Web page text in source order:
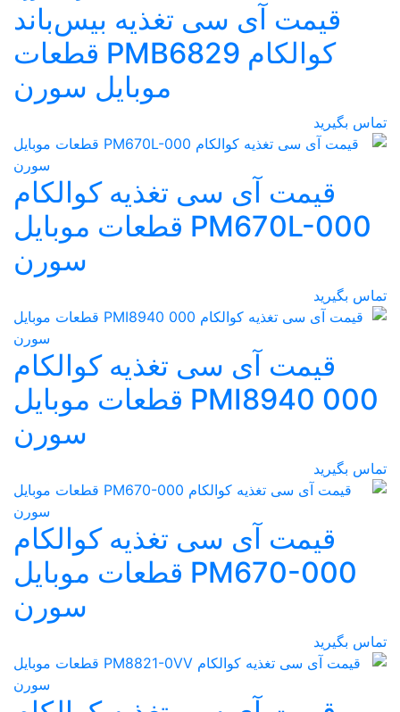
تغذیه بیس‌باند
کوالکام PMB6829 قطعات
تغذیه کوالکام
PM670L-000 قطعات موبایل
تغذیه کوالکام
PMI8940 000 قطعات موبایل
تغذیه کوالکام
PM670-000 قطعات موبایل